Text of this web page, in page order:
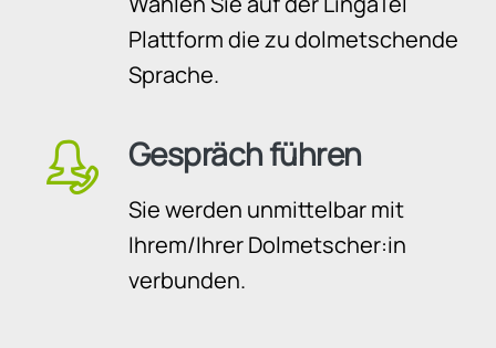
Plattform die zu dolmetschende
Sprache.
Gespräch führen
Sie werden unmittelbar mit
Ihrem/Ihrer Dolmetscher:in
verbunden.